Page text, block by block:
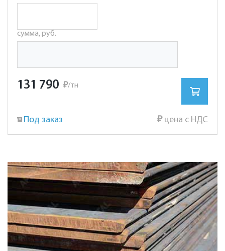
сумма, руб.
131 790 ₽/тн
Под заказ ₽цена с НДС